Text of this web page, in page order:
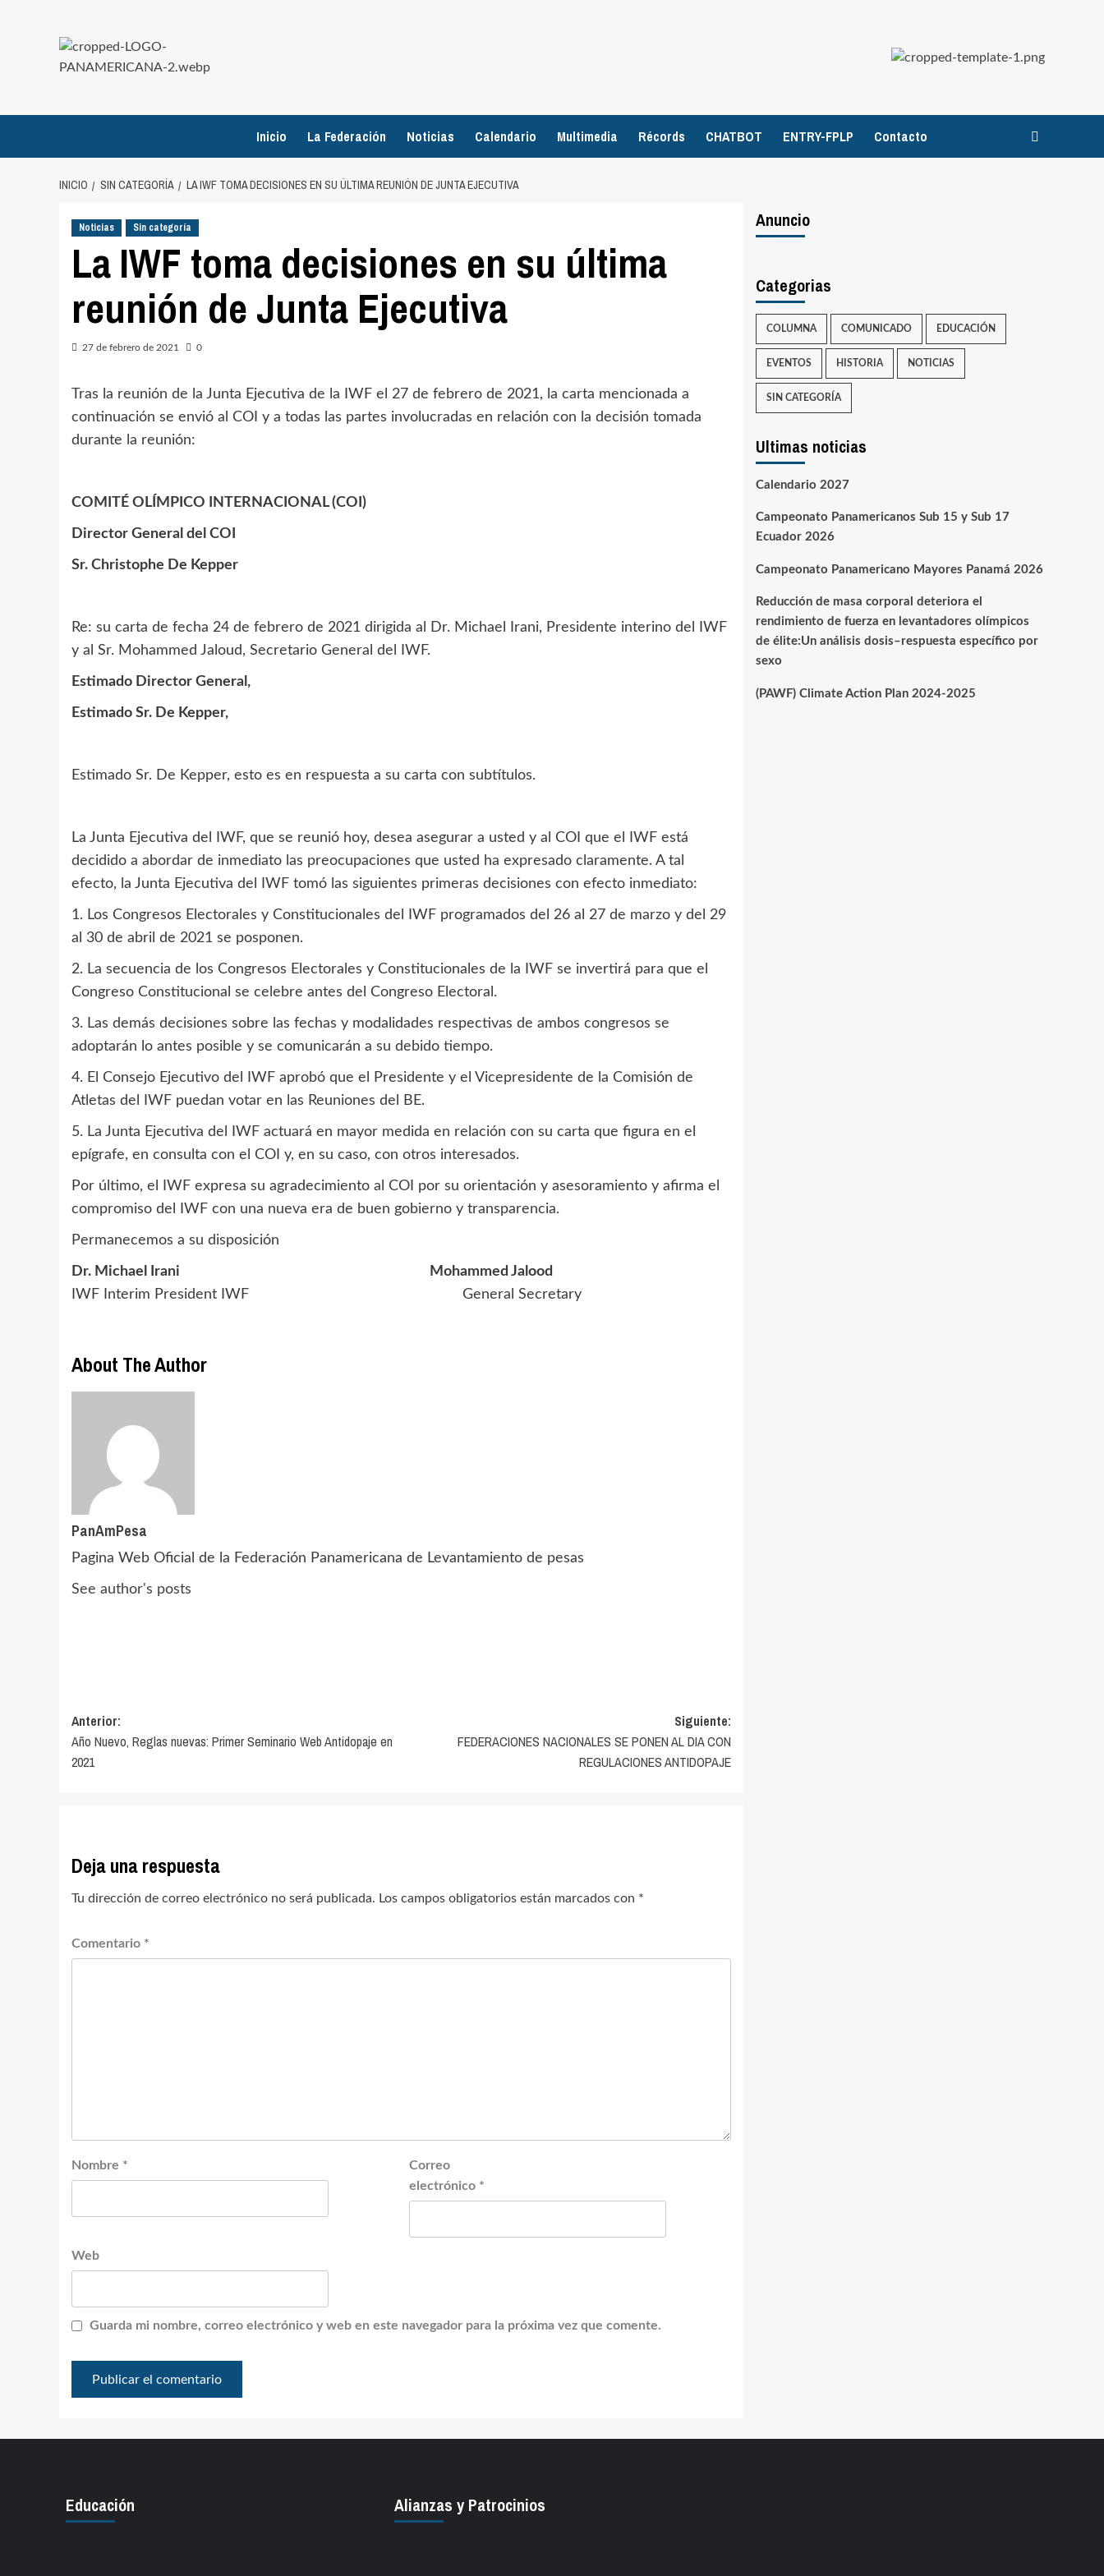
Inicio La Federación Noticias Calendario Multimedia Récords CHATBOT ENTRY-FPLP Contacto
INICIO SIN CATEGORÍA LA IWF TOMA DECISIONES EN SU ÚLTIMA REUNIÓN DE JUNTA EJECUTIVA
Noticias Sin categoría
La IWF toma decisiones en su última
reunión de Junta Ejecutiva
27 de febrero de 2021 0
Tras la reunión de la Junta Ejecutiva de la IWF el 27 de febrero de 2021, la carta mencionada a
continuación se envió al COI y a todas las partes involucradas en relación con la decisión tomada
durante la reunión:
COMITÉ OLÍMPICO INTERNACIONAL (COI)
Director General del COI
Sr. Christophe De Kepper
Re: su carta de fecha 24 de febrero de 2021 dirigida al Dr. Michael Irani, Presidente interino del IWF
y al Sr. Mohammed Jaloud, Secretario General del IWF.
Estimado Director General,
Estimado Sr. De Kepper,
Estimado Sr. De Kepper, esto es en respuesta a su carta con subtítulos.
La Junta Ejecutiva del IWF, que se reunió hoy, desea asegurar a usted y al COI que el IWF está
decidido a abordar de inmediato las preocupaciones que usted ha expresado claramente. A tal
efecto, la Junta Ejecutiva del IWF tomó las siguientes primeras decisiones con efecto inmediato:
1. Los Congresos Electorales y Constitucionales del IWF programados del 26 al 27 de marzo y del 29
al 30 de abril de 2021 se posponen.
2. La secuencia de los Congresos Electorales y Constitucionales de la IWF se invertirá para que el
Congreso Constitucional se celebre antes del Congreso Electoral.
3. Las demás decisiones sobre las fechas y modalidades respectivas de ambos congresos se
adoptarán lo antes posible y se comunicarán a su debido tiempo.
4. El Consejo Ejecutivo del IWF aprobó que el Presidente y el Vicepresidente de la Comisión de
Atletas del IWF puedan votar en las Reuniones del BE.
5. La Junta Ejecutiva del IWF actuará en mayor medida en relación con su carta que figura en el
epígrafe, en consulta con el COI y, en su caso, con otros interesados.
Por último, el IWF expresa su agradecimiento al COI por su orientación y asesoramiento y afirma el
compromiso del IWF con una nueva era de buen gobierno y transparencia.
Permanecemos a su disposición
Dr. Michael Irani
Mohammed Jalood
IWF Interim President IWF General Secretary
About The Author
PanAmPesa
Pagina Web Oficial de la Federación Panamericana de Levantamiento de pesas
See author's posts
Navegación
de
entradas
Anterior:
Año Nuevo, Reglas nuevas: Primer Seminario Web Antidopaje en
2021
Siguiente:
FEDERACIONES NACIONALES SE PONEN AL DIA CON
REGULACIONES ANTIDOPAJE
Deja una respuesta
Tu dirección de correo electrónico no será publicada. Los campos obligatorios están marcados con *
Comentario *
Nombre *
Correo
electrónico *
Web
Guarda mi nombre, correo electrónico y web en este navegador para la próxima vez que comente.
Anuncio
Categorias
COLUMNA COMUNICADO EDUCACIÓN
EVENTOS HISTORIA NOTICIAS
SIN CATEGORÍA
Ultimas noticias
Calendario 2027
Campeonato Panamericanos Sub 15 y Sub 17
Ecuador 2026
Campeonato Panamericano Mayores Panamá 2026
Reducción de masa corporal deteriora el
rendimiento de fuerza en levantadores olímpicos
de élite:Un análisis dosis–respuesta específico por
sexo
(PAWF) Climate Action Plan 2024-2025
Educación Alianzas y Patrocinios